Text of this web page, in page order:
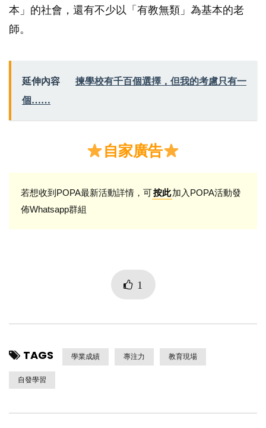
本」的社會，還有不少以「有教無類」為基本的老
師。
延伸內容
揀學校有千百個選擇，但我的考慮只有一
個……
自家廣告
若想收到POPA最新活動詳情，可按此加入POPA活動發
佈Whatsapp群組
1
TAGS 學業成績 專注力 教育現場
自發學習